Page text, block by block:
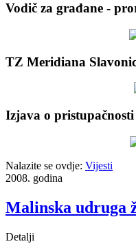
Vodič za građane -
TZ Meridiana
Izjava o
Nalazite se ovdje: Vijesti
2008. godina
Malinska udruga
Detalji